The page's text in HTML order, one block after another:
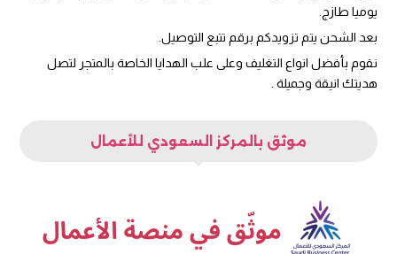
يوميا طازج.
بعد الشحن يتم تزويدكم برقم تتبع التوصيل.
نقوم بأفضل انواع التغليف وعلى علب الهدايا الخاصة بالمتجر لتصل
هديتك انيقة وجميلة .
موثق بالمركز السعودي للأعمال